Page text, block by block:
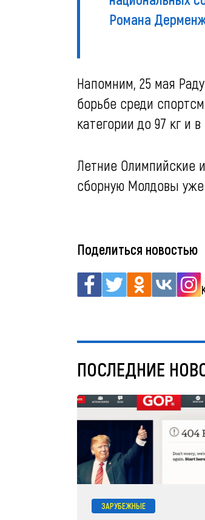
Романа
Напомним, 25 мая
борьбе среди
категории до 97 кг и
Летние Олимпийские
сборную Молдовы уже
Поделиться новостью
ПОСЛЕДНИЕ
ЗАРУБЕЖНЫЕ